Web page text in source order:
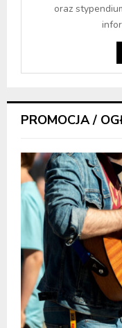
oraz
PROMOCJA /